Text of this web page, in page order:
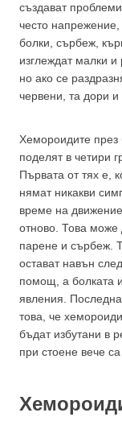
създават
често
болки, сърбеж,
изглеждат малки и
но ако се
червени, та дори и
Хемороидите през
поделят в четири
Първата от тях е,
нямат никакви
време на
отново. Това
парене и сърбеж.
остават навън
помощ, а болката
явления.
това, че
бъдат избутани в
при стоене вече